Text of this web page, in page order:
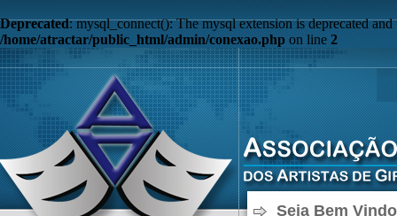
Deprecated: mysql_connect(): The mysql extension is deprecated
/home/atractar/public_html/admin/conexao.phpon line2
Seja Bem